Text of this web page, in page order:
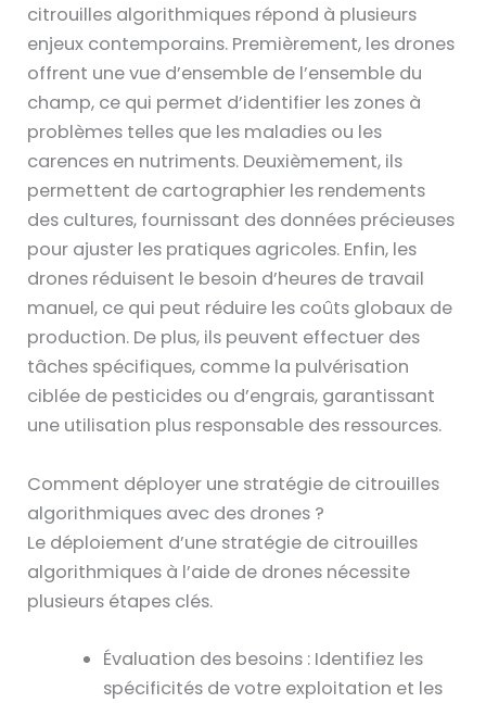
citrouilles algorithmiques répond à plusieurs
enjeux contemporains. Premièrement, les drones
offrent une vue d’ensemble de l’ensemble du
champ, ce qui permet d’identifier les zones à
problèmes telles que les maladies ou les
carences en nutriments. Deuxièmement, ils
permettent de cartographier les rendements
des cultures, fournissant des données précieuses
pour ajuster les pratiques agricoles. Enfin, les
drones réduisent le besoin d’heures de travail
manuel, ce qui peut réduire les coûts globaux de
production. De plus, ils peuvent effectuer des
tâches spécifiques, comme la pulvérisation
ciblée de pesticides ou d’engrais, garantissant
une utilisation plus responsable des ressources.
Comment déployer une stratégie de citrouilles
algorithmiques avec des drones ?
Le déploiement d’une stratégie de citrouilles
algorithmiques à l’aide de drones nécessite
plusieurs étapes clés.
Évaluation des besoins : Identifiez les
spécificités de votre exploitation et les